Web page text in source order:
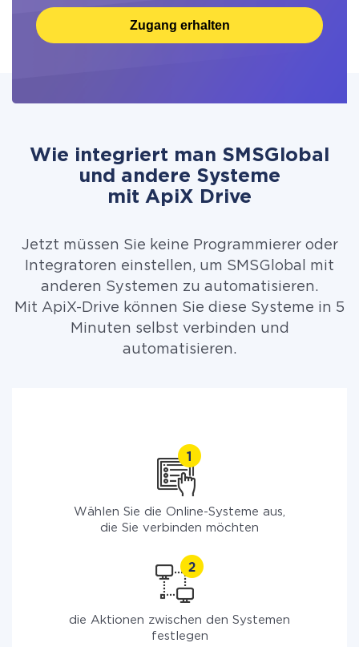
Zugang erhalten
Wie integriert man SMSGlobal
und andere Systeme
mit ApiX Drive
Jetzt müssen Sie keine Programmierer oder
Integratoren einstellen, um SMSGlobal mit
anderen Systemen zu automatisieren.
Mit ApiX-Drive können Sie diese Systeme in 5
Minuten selbst verbinden und
automatisieren.
Wählen Sie die Online-Systeme aus,
die Sie verbinden möchten
die Aktionen zwischen den Systemen
festlegen